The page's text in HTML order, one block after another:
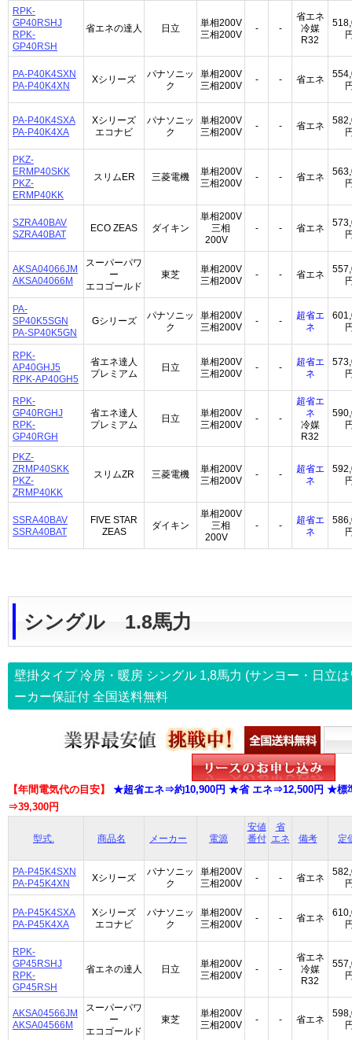
RPK-
GP40RSHJ
RPK-
GP40RSH
省エネの達人 日立
単相200V
三相200V
- -
省エネ
冷媒
R32
PA-P40K4SXN
PA-P40K4XN
Xシリーズ
パナソニッ
ク
単相200V
三相200V
- - 省エネ
PA-P40K4SXA
PA-P40K4XA
Xシリーズ
エコナビ
パナソニッ
ク
単相200V
三相200V
- - 省エネ
PKZ-
ERMP40SKK
PKZ-
ERMP40KK
スリムER 三菱電機
単相200V
三相200V
- - 省エネ
SZRA40BAV
SZRA40BAT
ECO ZEAS ダイキン
単相200V
三相
200V
- - 省エネ
AKSA04066JM
AKSA04066M
スーパーパワ
ー
エコゴールド
東芝
単相200V
三相200V
- - 省エネ
PA-
SP40K5SGN
PA-SP40K5GN
Gシリーズ
パナソニッ
ク
単相200V
三相200V
- -
超省エ
ネ
RPK-
AP40GHJ5
RPK-AP40GH5
省エネ達人
プレミアム
日立
単相200V
三相200V
- -
超省エ
ネ
RPK-
GP40RGHJ
RPK-
GP40RGH
省エネ達人
プレミアム
日立
単相200V
三相200V
- -
超省エ
ネ
冷媒
R32
PKZ-
ZRMP40SKK
PKZ-
ZRMP40KK
スリムZR 三菱電機
単相200V
三相200V
- -
超省エ
ネ
SSRA40BAV
SSRA40BAT
FIVE STAR
ZEAS
ダイキン
単相200V
三相
200V
- -
超省エ
ネ
シングル 1.8馬力
壁掛タイプ 冷房・暖房 シングル 1,8馬力 (サンヨー・日立
ーカー保証付 全国送料無料
【年間電気代の目安】 ★超省エネ⇒約10,900円 ★省 エネ⇒12,500円 ★標
⇒39,300円
型式. 商品名 メーカー 電源
安値
番付
省
エネ
備考 定
PA-P45K4SXN
PA-P45K4XN
Xシリーズ
パナソニッ
ク
単相200V
三相200V
- - 省エネ
PA-P45K4SXA
PA-P45K4XA
Xシリーズ
エコナビ
パナソニッ
ク
単相200V
三相200V
- - 省エネ
RPK-
GP45RSHJ
RPK-
GP45RSH
省エネの達人 日立
単相200V
三相200V
- -
省エネ
冷媒
R32
AKSA04566JM
AKSA04566M
スーパーパワ
ー
エコゴールド
東芝
単相200V
三相200V
- - 省エネ